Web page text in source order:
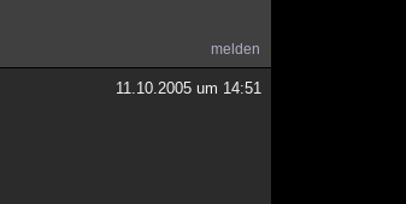
melden
11.10.2005 um 14:51